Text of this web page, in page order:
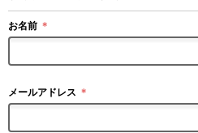
お名前 ＊
メールアドレス ＊